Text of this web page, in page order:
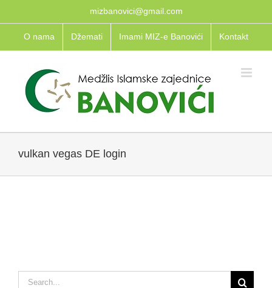
to
content
mizbanovici@gmail.com
O nama Džemati Imami MIZ-e Banovići Kontakt
vulkan vegas DE login
Search